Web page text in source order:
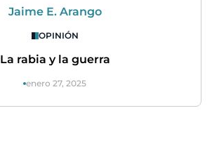
Jaime E. Arango
OPINIÓN
La rabia y la guerra
enero 27, 2025